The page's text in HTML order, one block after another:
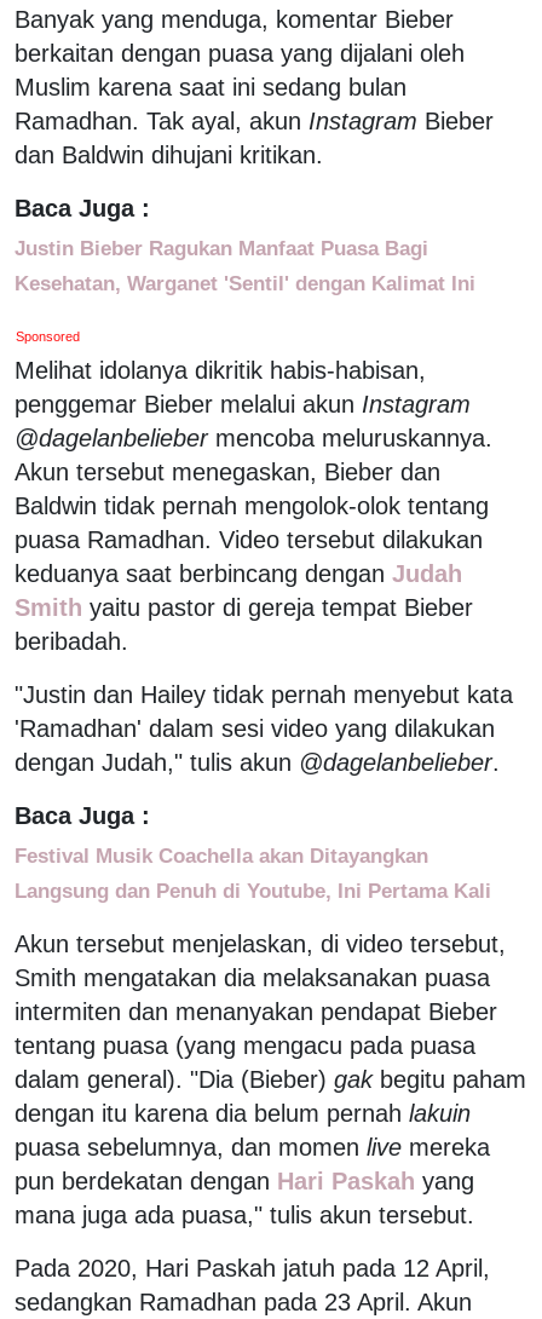
Banyak yang menduga, komentar Bieber
berkaitan dengan puasa yang dijalani oleh
Muslim karena saat ini sedang bulan
Ramadhan. Tak ayal, akun Instagram Bieber
dan Baldwin dihujani kritikan.
Baca Juga :
Justin Bieber Ragukan Manfaat Puasa Bagi
Kesehatan, Warganet 'Sentil' dengan Kalimat Ini
Sponsored
Melihat idolanya dikritik habis-habisan,
penggemar Bieber melalui akun Instagram
@dagelanbeliebermencoba meluruskannya.
Akun tersebut menegaskan, Bieber dan
Baldwin tidak pernah mengolok-olok tentang
puasa Ramadhan. Video tersebut dilakukan
keduanya saat berbincang dengan Judah
Smith yaitu pastor di gereja tempat Bieber
beribadah.
"Justin dan Hailey tidak pernah menyebut kata
'Ramadhan' dalam sesi video yang dilakukan
dengan Judah," tulis akun @dagelanbelieber.
Baca Juga :
Festival Musik Coachella akan Ditayangkan
Langsung dan Penuh di Youtube, Ini Pertama Kali
Akun tersebut menjelaskan, di video tersebut,
Smith mengatakan dia melaksanakan puasa
intermiten dan menanyakan pendapat Bieber
tentang puasa (yang mengacu pada puasa
dalam general). "Dia (Bieber) gakbegitu paham
dengan itu karena dia belum pernah lakuin
puasa sebelumnya, dan momen live mereka
pun berdekatan dengan Hari Paskah yang
mana juga ada puasa," tulis akun tersebut.
Pada 2020, Hari Paskah jatuh pada 12 April,
sedangkan Ramadhan pada 23 April. Akun